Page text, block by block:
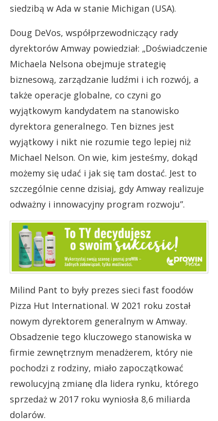
siedzibą w Ada w stanie Michigan (USA).
Doug DeVos, współprzewodniczący rady
dyrektorów Amway powiedział: „Doświadczenie
Michaela Nelsona obejmuje strategię
biznesową, zarządzanie ludźmi i ich rozwój, a
także operacje globalne, co czyni go
wyjątkowym kandydatem na stanowisko
dyrektora generalnego. Ten biznes jest
wyjątkowy i nikt nie rozumie tego lepiej niż
Michael Nelson. On wie, kim jesteśmy, dokąd
możemy się udać i jak się tam dostać. Jest to
szczególnie cenne dzisiaj, gdy Amway realizuje
odważny i innowacyjny program rozwoju”.
Milind Pant to były prezes sieci fast foodów
Pizza Hut International. W 2021 roku został
nowym dyrektorem generalnym w Amway.
Obsadzenie tego kluczowego stanowiska w
firmie zewnętrznym menadżerem, który nie
pochodzi z rodziny, miało zapoczątkować
rewolucyjną zmianę dla lidera rynku, którego
sprzedaż w 2017 roku wyniosła 8,6 miliarda
dolarów.